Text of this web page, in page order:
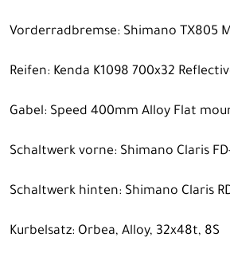
Vorderradbremse: Shimano TX805
Reifen: Kenda K1098 700x32
Gabel: Speed 400mm Alloy Flat
Schaltwerk vorne: Shimano Claris
Schaltwerk hinten: Shimano Claris
Kurbelsatz: Orbea, Alloy, 32x48t, 8S